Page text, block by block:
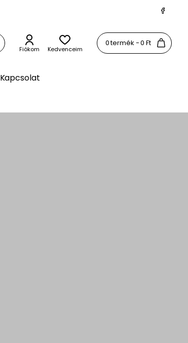
Fiókom Kedvenceim
0 termék - 0 Ft
Kapcsolat